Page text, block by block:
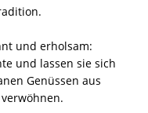
und erholsam:
und lassen sie sich
Genüssen aus